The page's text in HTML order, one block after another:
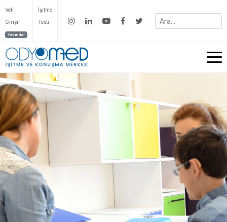
Veli
Girişi
Yakında!
İşitme
Testi